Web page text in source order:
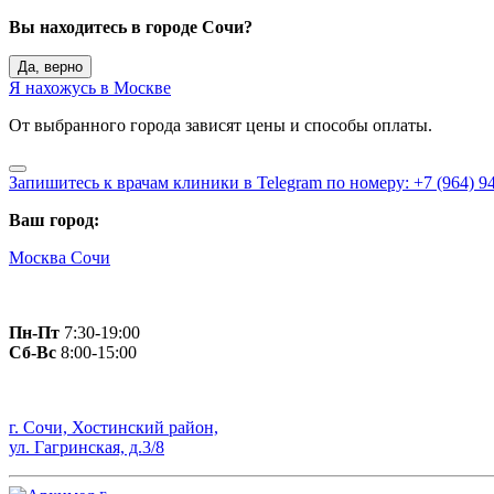
Вы находитесь в городе Сочи?
Да, верно
Я нахожусь в Москве
От выбранного города зависят цены и способы оплаты.
Запишитесь к врачам клиники в Telegram по номеру: +7 (964)
Ваш город:
Москва Сочи
Пн-Пт 7:30-19:00
Сб-Вс 8:00-15:00
г. Сочи, Хостинский район,
ул. Гагринская, д.3/8